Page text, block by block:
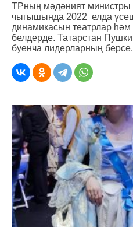
ТРның мәдәният
чыгышында 2022 елда
динамикасын театрлар һәм
белдерде. Татарстан
буенча лидерларның